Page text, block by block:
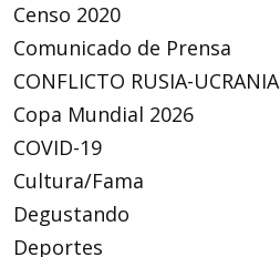
Censo 2020
Comunicado de Prensa
CONFLICTO RUSIA-UCRANIA
Copa Mundial 2026
COVID-19
Cultura/Fama
Degustando
Deportes